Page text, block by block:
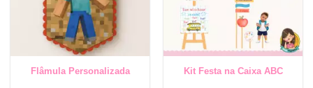
Flâmula Personalizada Kit Festa na Caixa ABC